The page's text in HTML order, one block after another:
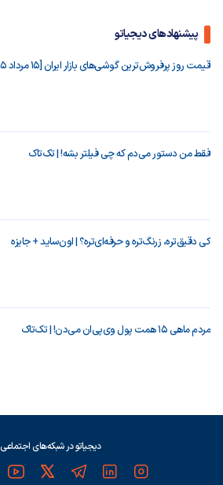
پیشنهادهای دیجیاتو
قیمت روز پرفروش‌ترین گوشی‌های بازار ایران [15 مرداد 1405]
فقط من دستور می‌دم که چی فیلتر بشه! | تک‌تاک
کی دقیق‌تره، زرنگ‌تره و حرفه‌ای‌تره؟ | اون‌ساید + جایزه
مردم ماهی ۱۵ همت پول وی‌پی‌ان می‌دن! | تک‌تاک
دیجیاتو در شبکه‌های اجتماعی